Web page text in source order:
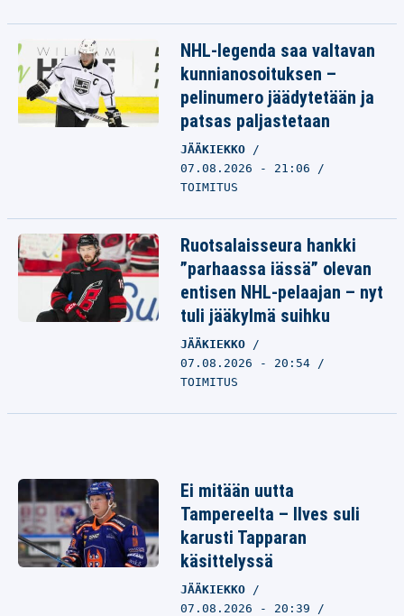
NHL-legenda saa valtavan
kunnianosoituksen –
pelinumero jäädytetään ja
patsas paljastetaan
JÄÄKIEKKO
07.08.2026 - 21:06
TOIMITUS
Ruotsalaisseura hankki
”parhaassa iässä” olevan
entisen NHL-pelaajan – nyt
tuli jääkylmä suihku
JÄÄKIEKKO
07.08.2026 - 20:54
TOIMITUS
Ei mitään uutta
Tampereelta – Ilves suli
karusti Tapparan
käsittelyssä
JÄÄKIEKKO
07.08.2026 - 20:39